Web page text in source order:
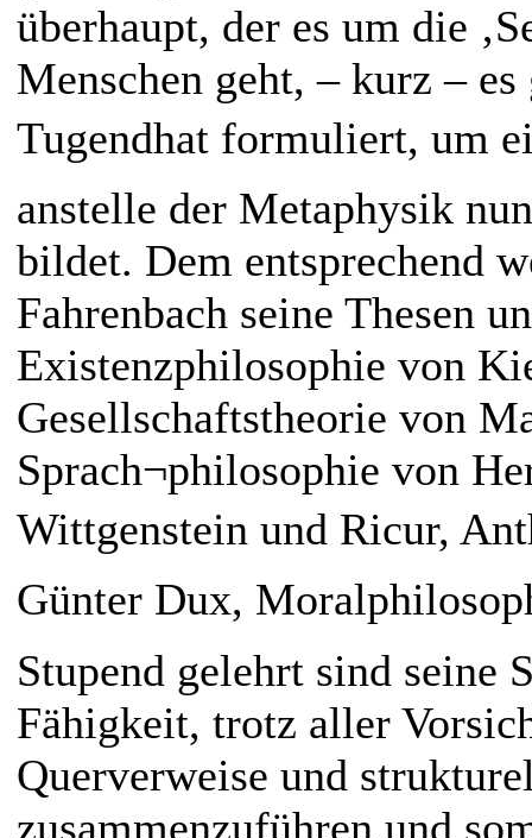
überhaupt, der es um die
Menschen geht, – kurz –
Tugendhat formuliert, um
anstelle der Metaphysik
bildet. Dem entsprechend
Fahrenbach seine Thesen
Existenzphilosophie von
Gesellschaftstheorie von
Sprach¬philosophie von
Wittgenstein und Ricur,
Günter Dux,
Stupend gelehrt sind seine
Fähigkeit, trotz aller
Querverweise und
zusammenzuführen und